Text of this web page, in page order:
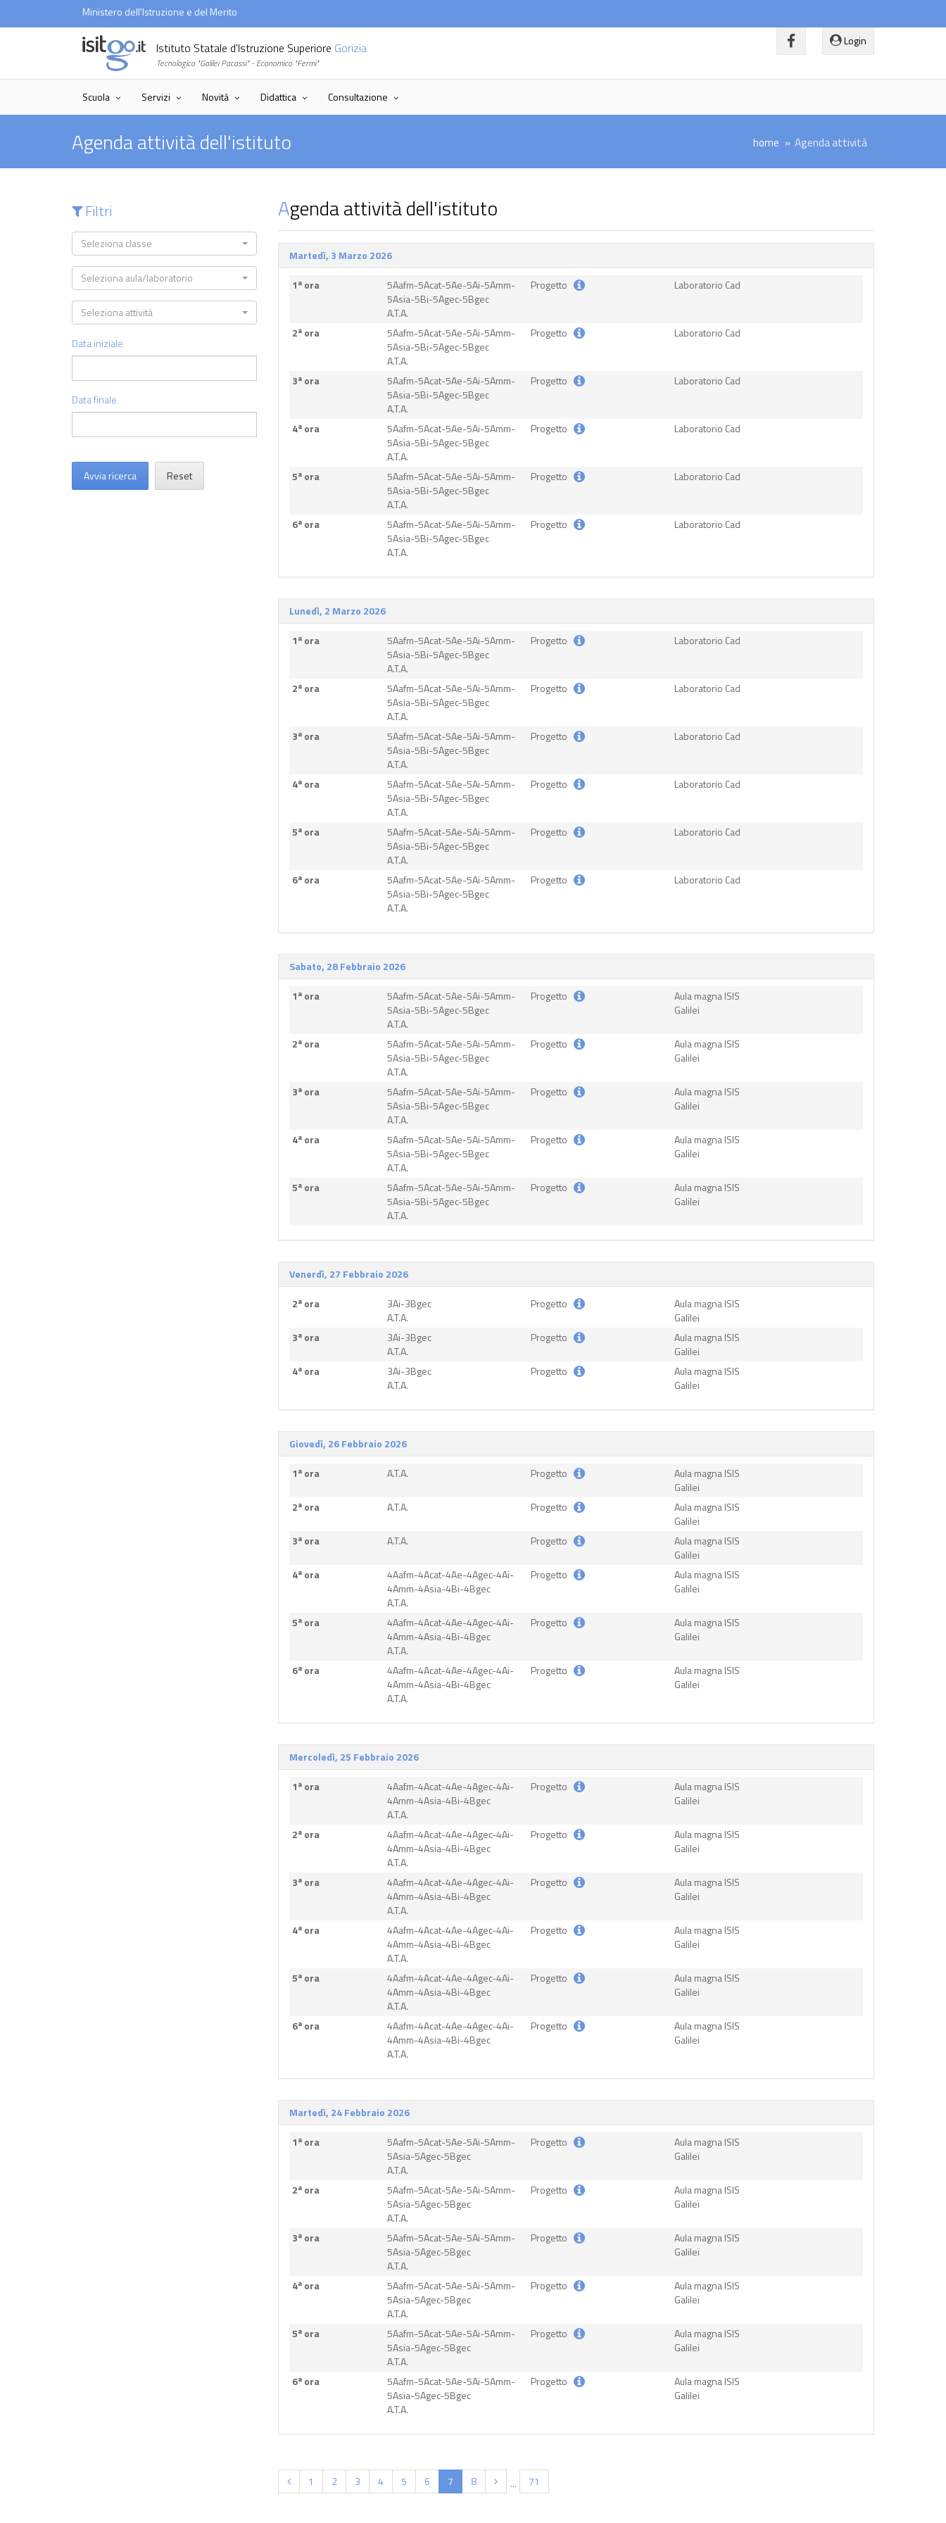
Ministero dell'Istruzione e del Merito
Istituto Statale d'Istruzione Superiore Gorizia
Tecnologico "Galilei Pacassi" - Economico "Fermi"
Login
Scuola Servizi Novità Didattica Consultazione
Agenda attività dell'istituto home Agenda attività
Filtri
Seleziona classe
Seleziona aula/laboratorio
Seleziona attività
Data iniziale
Data finale
Avvia ricerca Reset
Agenda attività dell'istituto
Martedì, 3 Marzo 2026
1ª ora
5Aafm-5Acat-5Ae-5Ai-5Amm-
5Asia-5Bi-5Agec-5Bgec
A.T.A.
Progetto Laboratorio Cad
2ª ora
5Aafm-5Acat-5Ae-5Ai-5Amm-
5Asia-5Bi-5Agec-5Bgec
A.T.A.
Progetto Laboratorio Cad
3ª ora
5Aafm-5Acat-5Ae-5Ai-5Amm-
5Asia-5Bi-5Agec-5Bgec
A.T.A.
Progetto Laboratorio Cad
4ª ora
5Aafm-5Acat-5Ae-5Ai-5Amm-
5Asia-5Bi-5Agec-5Bgec
A.T.A.
Progetto Laboratorio Cad
5ª ora
5Aafm-5Acat-5Ae-5Ai-5Amm-
5Asia-5Bi-5Agec-5Bgec
A.T.A.
Progetto Laboratorio Cad
6ª ora
5Aafm-5Acat-5Ae-5Ai-5Amm-
5Asia-5Bi-5Agec-5Bgec
A.T.A.
Progetto Laboratorio Cad
Lunedì, 2 Marzo 2026
1ª ora
5Aafm-5Acat-5Ae-5Ai-5Amm-
5Asia-5Bi-5Agec-5Bgec
A.T.A.
Progetto Laboratorio Cad
2ª ora
5Aafm-5Acat-5Ae-5Ai-5Amm-
5Asia-5Bi-5Agec-5Bgec
A.T.A.
Progetto Laboratorio Cad
3ª ora
5Aafm-5Acat-5Ae-5Ai-5Amm-
5Asia-5Bi-5Agec-5Bgec
A.T.A.
Progetto Laboratorio Cad
4ª ora
5Aafm-5Acat-5Ae-5Ai-5Amm-
5Asia-5Bi-5Agec-5Bgec
A.T.A.
Progetto Laboratorio Cad
5ª ora
5Aafm-5Acat-5Ae-5Ai-5Amm-
5Asia-5Bi-5Agec-5Bgec
A.T.A.
Progetto Laboratorio Cad
6ª ora
5Aafm-5Acat-5Ae-5Ai-5Amm-
5Asia-5Bi-5Agec-5Bgec
A.T.A.
Progetto Laboratorio Cad
Sabato, 28 Febbraio 2026
1ª ora
5Aafm-5Acat-5Ae-5Ai-5Amm-
5Asia-5Bi-5Agec-5Bgec
A.T.A.
Progetto
Aula magna ISIS
Galilei
2ª ora
5Aafm-5Acat-5Ae-5Ai-5Amm-
5Asia-5Bi-5Agec-5Bgec
A.T.A.
Progetto
Aula magna ISIS
Galilei
3ª ora
5Aafm-5Acat-5Ae-5Ai-5Amm-
5Asia-5Bi-5Agec-5Bgec
A.T.A.
Progetto
Aula magna ISIS
Galilei
4ª ora
5Aafm-5Acat-5Ae-5Ai-5Amm-
5Asia-5Bi-5Agec-5Bgec
A.T.A.
Progetto
Aula magna ISIS
Galilei
5ª ora
5Aafm-5Acat-5Ae-5Ai-5Amm-
5Asia-5Bi-5Agec-5Bgec
A.T.A.
Progetto
Aula magna ISIS
Galilei
Venerdì, 27 Febbraio 2026
2ª ora
3Ai-3Bgec
A.T.A.
Progetto
Aula magna ISIS
Galilei
3ª ora
3Ai-3Bgec
A.T.A.
Progetto
Aula magna ISIS
Galilei
4ª ora
3Ai-3Bgec
A.T.A.
Progetto
Aula magna ISIS
Galilei
Giovedì, 26 Febbraio 2026
1ª ora
A.T.A. Progetto
Aula magna ISIS
Galilei
2ª ora
A.T.A. Progetto
Aula magna ISIS
Galilei
3ª ora
A.T.A. Progetto
Aula magna ISIS
Galilei
4ª ora
4Aafm-4Acat-4Ae-4Agec-4Ai-
4Amm-4Asia-4Bi-4Bgec
A.T.A.
Progetto
Aula magna ISIS
Galilei
5ª ora
4Aafm-4Acat-4Ae-4Agec-4Ai-
4Amm-4Asia-4Bi-4Bgec
A.T.A.
Progetto
Aula magna ISIS
Galilei
6ª ora
4Aafm-4Acat-4Ae-4Agec-4Ai-
4Amm-4Asia-4Bi-4Bgec
A.T.A.
Progetto
Aula magna ISIS
Galilei
Mercoledì, 25 Febbraio 2026
1ª ora
4Aafm-4Acat-4Ae-4Agec-4Ai-
4Amm-4Asia-4Bi-4Bgec
A.T.A.
Progetto
Aula magna ISIS
Galilei
2ª ora
4Aafm-4Acat-4Ae-4Agec-4Ai-
4Amm-4Asia-4Bi-4Bgec
A.T.A.
Progetto
Aula magna ISIS
Galilei
3ª ora
4Aafm-4Acat-4Ae-4Agec-4Ai-
4Amm-4Asia-4Bi-4Bgec
A.T.A.
Progetto
Aula magna ISIS
Galilei
4ª ora
4Aafm-4Acat-4Ae-4Agec-4Ai-
4Amm-4Asia-4Bi-4Bgec
A.T.A.
Progetto
Aula magna ISIS
Galilei
5ª ora
4Aafm-4Acat-4Ae-4Agec-4Ai-
4Amm-4Asia-4Bi-4Bgec
A.T.A.
Progetto
Aula magna ISIS
Galilei
6ª ora
4Aafm-4Acat-4Ae-4Agec-4Ai-
4Amm-4Asia-4Bi-4Bgec
A.T.A.
Progetto
Aula magna ISIS
Galilei
Martedì, 24 Febbraio 2026
1ª ora
5Aafm-5Acat-5Ae-5Ai-5Amm-
5Asia-5Agec-5Bgec
A.T.A.
Progetto
Aula magna ISIS
Galilei
2ª ora
5Aafm-5Acat-5Ae-5Ai-5Amm-
5Asia-5Agec-5Bgec
A.T.A.
Progetto
Aula magna ISIS
Galilei
3ª ora
5Aafm-5Acat-5Ae-5Ai-5Amm-
5Asia-5Agec-5Bgec
A.T.A.
Progetto
Aula magna ISIS
Galilei
4ª ora
5Aafm-5Acat-5Ae-5Ai-5Amm-
5Asia-5Agec-5Bgec
A.T.A.
Progetto
Aula magna ISIS
Galilei
5ª ora
5Aafm-5Acat-5Ae-5Ai-5Amm-
5Asia-5Agec-5Bgec
A.T.A.
Progetto
Aula magna ISIS
Galilei
6ª ora
5Aafm-5Acat-5Ae-5Ai-5Amm-
5Asia-5Agec-5Bgec
A.T.A.
Progetto
Aula magna ISIS
Galilei
1 2 3 4 5 6 7(current)
8 ... 71